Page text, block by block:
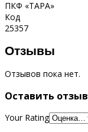
ПКФ «ТАРА»
Код
25357
Отзывы
Отзывов пока нет.
Оставить отзыв
Your Rating